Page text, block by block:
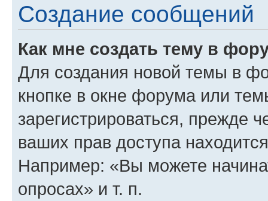
Создание сообщений
Как мне создать тему в
Для создания новой темы в
кнопке в окне форума или
зарегистрироваться, прежде
ваших прав доступа
Например: «Вы можете
опросах» и т. п.